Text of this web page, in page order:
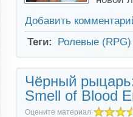
Добавить
Теги: Ролевые (RPG)
Чёрный
Smell of Blood
Оцените материал